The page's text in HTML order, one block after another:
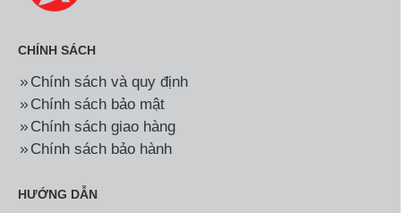
CHÍNH SÁCH
Chính sách và quy định
Chính sách bảo mật
Chính sách giao hàng
Chính sách bảo hành
HƯỚNG DẪN